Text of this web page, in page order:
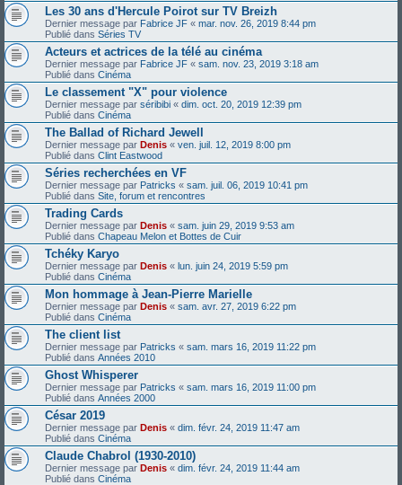
Les 30 ans d'Hercule Poirot sur TV Breizh
Dernier message par Fabrice JF « mar. nov. 26, 2019 8:44 pm
Publié dans Séries TV
Acteurs et actrices de la télé au cinéma
Dernier message par Fabrice JF « sam. nov. 23, 2019 3:18 am
Publié dans Cinéma
Le classement "X" pour violence
Dernier message par séribibi « dim. oct. 20, 2019 12:39 pm
Publié dans Cinéma
The Ballad of Richard Jewell
Dernier message par Denis « ven. juil. 12, 2019 8:00 pm
Publié dans Clint Eastwood
Séries recherchées en VF
Dernier message par Patricks « sam. juil. 06, 2019 10:41 pm
Publié dans Site, forum et rencontres
Trading Cards
Dernier message par Denis « sam. juin 29, 2019 9:53 am
Publié dans Chapeau Melon et Bottes de Cuir
Tchéky Karyo
Dernier message par Denis « lun. juin 24, 2019 5:59 pm
Publié dans Cinéma
Mon hommage à Jean-Pierre Marielle
Dernier message par Denis « sam. avr. 27, 2019 6:22 pm
Publié dans Cinéma
The client list
Dernier message par Patricks « sam. mars 16, 2019 11:22 pm
Publié dans Années 2010
Ghost Whisperer
Dernier message par Patricks « sam. mars 16, 2019 11:00 pm
Publié dans Années 2000
César 2019
Dernier message par Denis « dim. févr. 24, 2019 11:47 am
Publié dans Cinéma
Claude Chabrol (1930-2010)
Dernier message par Denis « dim. févr. 24, 2019 11:44 am
Publié dans Cinéma